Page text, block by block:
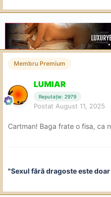
Membru Premium
LUMIAR
Reputație: 2979
Postat August 11, 2025
Cartman! Baga frate o fisa, ca
"Sexul fără dragoste este